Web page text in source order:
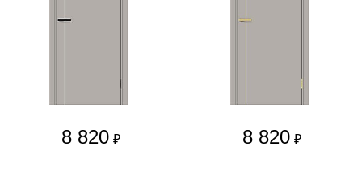
8 820 ₽ 8 820 ₽